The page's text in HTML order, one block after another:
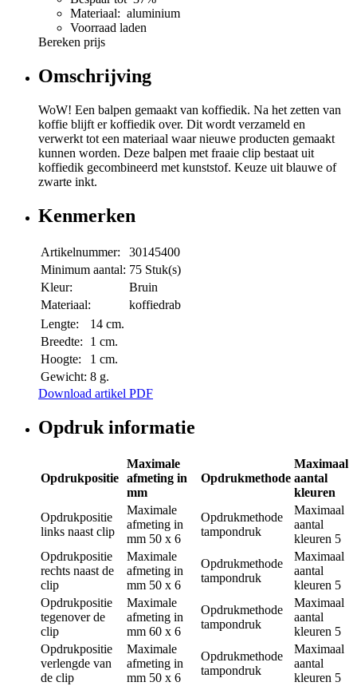
Materiaal: aluminium
Voorraad laden
Bereken prijs
Omschrijving
WoW! Een balpen gemaakt van koffiedik. Na het zetten van
koffie blijft er koffiedik over. Dit wordt verzameld en
verwerkt tot een materiaal waar nieuwe producten gemaakt
kunnen worden. Deze balpen met fraaie clip bestaat uit
koffiedik gecombineerd met kunststof. Keuze uit blauwe of
zwarte inkt.
Kenmerken
Artikelnummer:
30145400
Minimum aantal: 75 Stuk(s)
Kleur:
Bruin
Materiaal:
koffiedrab
Lengte:
14 cm.
Breedte:
1 cm.
Hoogte:
1 cm.
Gewicht: 8 g.
Download artikel PDF
Opdruk informatie
Opdrukpositie
Maximale
afmeting in
mm
Opdrukmethode
Maximaal
aantal
kleuren
Opdrukpositie
links naast clip
Maximale
afmeting in
mm 50 x 6
Opdrukmethode
tampondruk
Maximaal
aantal
kleuren 5
Opdrukpositie
rechts naast de
clip
Maximale
afmeting in
mm 50 x 6
Opdrukmethode
tampondruk
Maximaal
aantal
kleuren 5
Opdrukpositie
tegenover de
clip
Maximale
afmeting in
mm 60 x 6
Opdrukmethode
tampondruk
Maximaal
aantal
kleuren 5
Opdrukpositie
verlengde van
de clip
Maximale
afmeting in
mm 50 x 6
Opdrukmethode
tampondruk
Maximaal
aantal
kleuren 5